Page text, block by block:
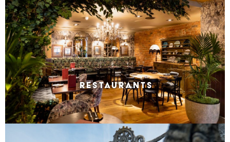
RESTAURANTS